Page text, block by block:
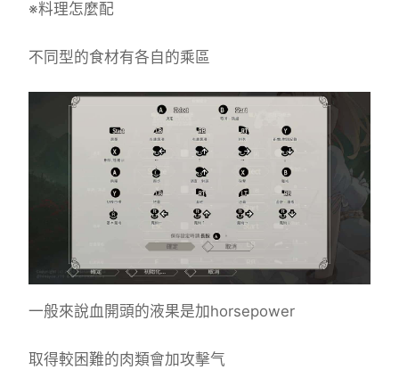
※料理怎麼配
不同型的食材有各自的乘區
一般來說血開頭的液果是加horsepower
取得較困難的肉類會加攻擊气